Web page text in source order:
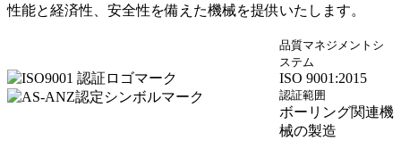
性能と経済性、安全性を備えた機械を提供いたします。
品質マネジメントシ
ステム
ISO 9001:2015
認証範囲
ボーリング関連機
械の製造